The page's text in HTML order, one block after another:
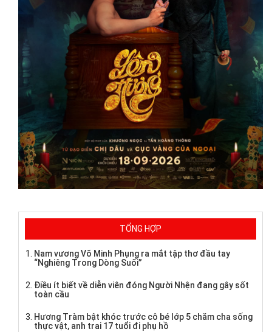
TỔNG HỢP
Nam vương Võ Minh Phụng ra mắt tập thơ đầu tay
“Nghiêng Trong Dòng Suối”
Điều ít biết về diễn viên đóng Người Nhện đang gây sốt
toàn cầu
Hương Tràm bật khóc trước cô bé lớp 5 chăm cha sống
thực vật, anh trai 17 tuổi đi phụ hồ